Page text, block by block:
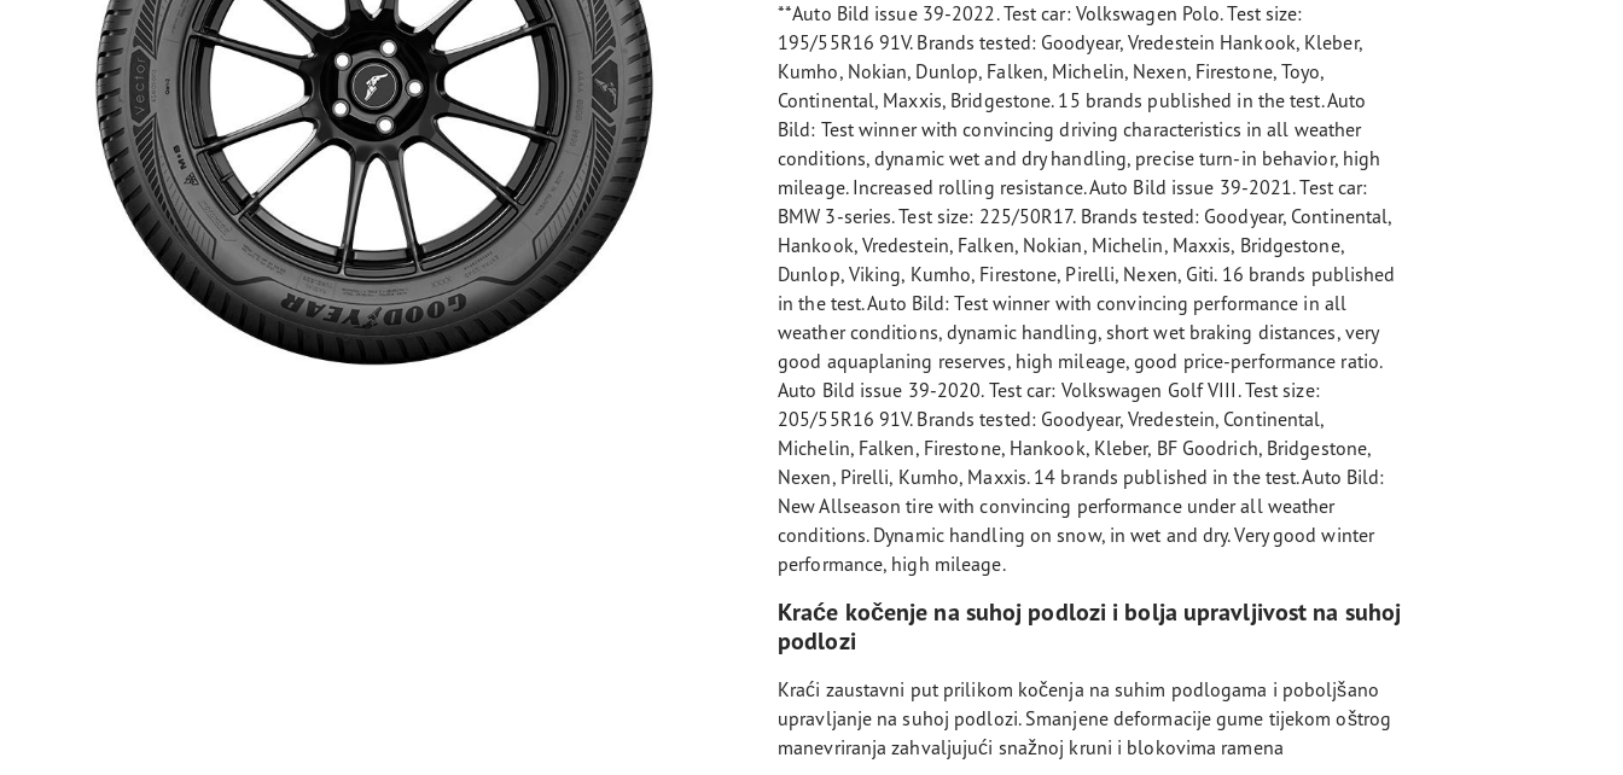
**Auto Bild issue 39-2022. Test car: Volkswagen Polo. Test size:
195/55R16 91V. Brands tested: Goodyear, Vredestein Hankook, Kleber,
Kumho, Nokian, Dunlop, Falken, Michelin, Nexen, Firestone, Toyo,
Continental, Maxxis, Bridgestone. 15 brands published in the test. Auto
Bild: Test winner with convincing driving characteristics in all weather
conditions, dynamic wet and dry handling, precise turn-in behavior, high
mileage. Increased rolling resistance. Auto Bild issue 39-2021. Test car:
BMW 3-series. Test size: 225/50R17. Brands tested: Goodyear, Continental,
Hankook, Vredestein, Falken, Nokian, Michelin, Maxxis, Bridgestone,
Dunlop, Viking, Kumho, Firestone, Pirelli, Nexen, Giti. 16 brands published
in the test. Auto Bild: Test winner with convincing performance in all
weather conditions, dynamic handling, short wet braking distances, very
good aquaplaning reserves, high mileage, good price-performance ratio.
Auto Bild issue 39-2020. Test car: Volkswagen Golf VIII. Test size:
205/55R16 91V. Brands tested: Goodyear, Vredestein, Continental,
Michelin, Falken, Firestone, Hankook, Kleber, BF Goodrich, Bridgestone,
Nexen, Pirelli, Kumho, Maxxis. 14 brands published in the test. Auto Bild:
New Allseason tire with convincing performance under all weather
conditions. Dynamic handling on snow, in wet and dry. Very good winter
performance, high mileage.
Kraće kočenje na suhoj podlozi i bolja upravljivost na suhoj
podlozi
Kraći zaustavni put prilikom kočenja na suhim podlogama i poboljšano
upravljanje na suhoj podlozi. Smanjene deformacije gume tijekom oštrog
manevriranja zahvaljujući snažnoj kruni i blokovima ramena